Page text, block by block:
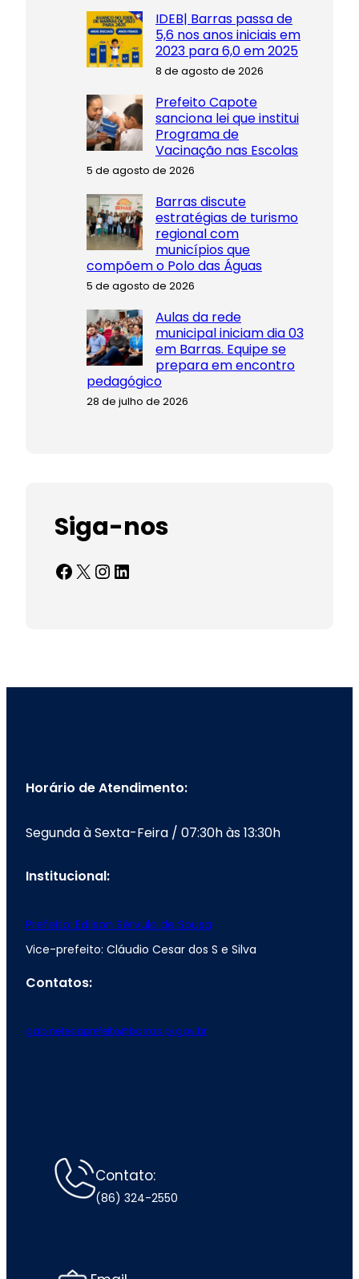
IDEB| Barras passa de
5,6 nos anos iniciais em
2023 para 6,0 em 2025
8 de agosto de 2026
Prefeito Capote
sanciona lei que institui
Programa de
Vacinação nas Escolas
5 de agosto de 2026
Barras discute
estratégias de turismo
regional com
municípios que
compõem o Polo das Águas
5 de agosto de 2026
Aulas da rede
municipal iniciam dia 03
em Barras. Equipe se
prepara em encontro
pedagógico
28 de julho de 2026
Siga-nos
Facebook X InstagramLinkedIn
Horário de Atendimento:
Segunda à Sexta-Feira / 07:30h às 13:30h
Institucional:
Prefeito: Edilson Sérvulo de Sousa
Vice-prefeito: Cláudio Cesar dos S e Silva
Contatos:
gabinetedoprefeito@barras.pi.gov.br
Contato:
(86) 324-2550